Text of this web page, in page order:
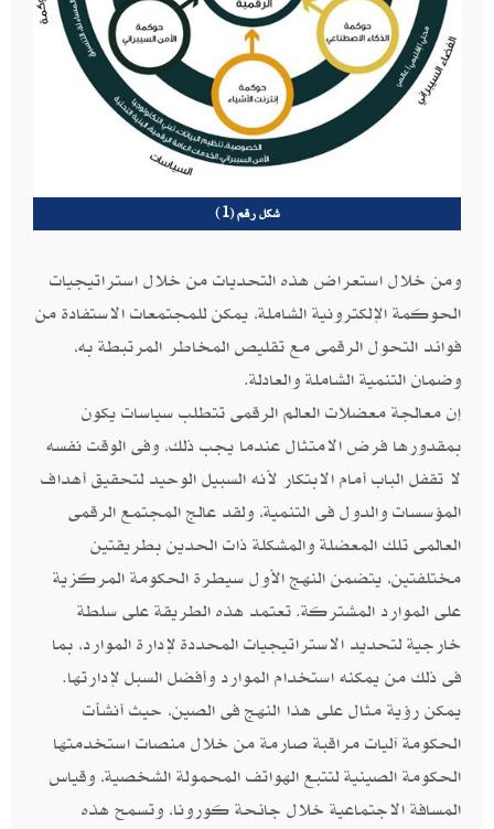
شكل رقم (1)
ومن خلال استعراض هذه التحديات من خلال استراتيجيات
الحوكمة الإلكترونية الشاملة، يمكن للمجتمعات الاستفادة من
فوائد التحول الرقمى مع تقليص المخاطر المرتبطة به،
وضمان التنمية الشاملة والعادلة.
إن معالجة معضلات العالم الرقمى تتطلب سياسات يكون
بمقدورها فرض الامتثال عندما يجب ذلك، وفى الوقت نفسه
لا تقفل الباب أمام الابتكار لأنه السبيل الوحيد لتحقيق أهداف
المؤسسات والدول فى التنمية، ولقد عالج المجتمع الرقمى
العالمى تلك المعضلة والمشكلة ذات الحدين بطريقتين
مختلفتين، يتضمن النهج الأول سيطرة الحكومة المركزية
على الموارد المشتركة. تعتمد هذه الطريقة على سلطة
خارجية لتحديد الاستراتيجيات المحددة لإدارة الموارد، بما
فى ذلك من يمكنه استخدام الموارد وأفضل السبل لإدارتها.
يمكن رؤية مثال على هذا النهج فى الصين، حيث أنشأت
الحكومة آليات مراقبة صارمة من خلال منصات استخدمتها
الحكومة الصينية لتتبع الهواتف المحمولة الشخصية، وقياس
المسافة الاجتماعية خلال جائحة كورونا، وتسمح هذه